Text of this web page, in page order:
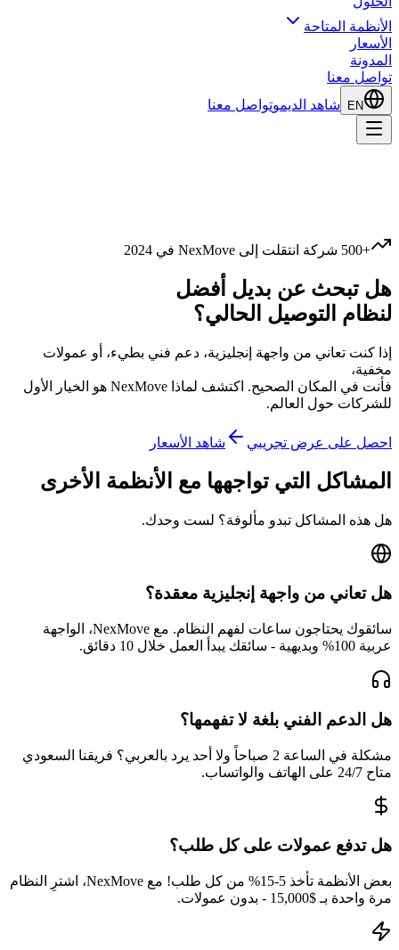
الأنظمة المتاحة
الأسعار
المدونة
تواصل معنا
EN شاهد الديموتواصل معنا
+500 شركة انتقلت إلى NexMove في 2024
هل تبحث عن بديل أفضل
لنظام التوصيل الحالي؟
إذا كنت تعاني من واجهة إنجليزية، دعم فني بطيء، أو عمولات
مخفية،
فأنت في المكان الصحيح. اكتشف لماذا NexMove هو الخيار الأول
للشركات حول العالم.
احصل على عرض تجريبي شاهد الأسعار
المشاكل التي تواجهها مع الأنظمة الأخرى
هل هذه المشاكل تبدو مألوفة؟ لست وحدك.
هل تعاني من واجهة إنجليزية معقدة؟
سائقوك يحتاجون ساعات لفهم النظام. مع NexMove، الواجهة
عربية 100% وبديهية - سائقك يبدأ العمل خلال 10 دقائق.
هل الدعم الفني بلغة لا تفهمها؟
مشكلة في الساعة 2 صباحاً ولا أحد يرد بالعربي؟ فريقنا السعودي
متاح 24/7 على الهاتف والواتساب.
هل تدفع عمولات على كل طلب؟
بعض الأنظمة تأخذ 5-15% من كل طلب! مع NexMove، اشترِ النظام
مرة واحدة بـ $15,000 - بدون عمولات.